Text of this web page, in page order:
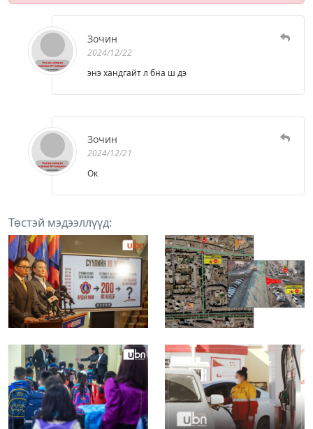
Зочин
2024/12/22
энэ хандгайт л бна ш дэ
Зочин
2024/12/21
Ок
Төстэй мэдээллүүд: